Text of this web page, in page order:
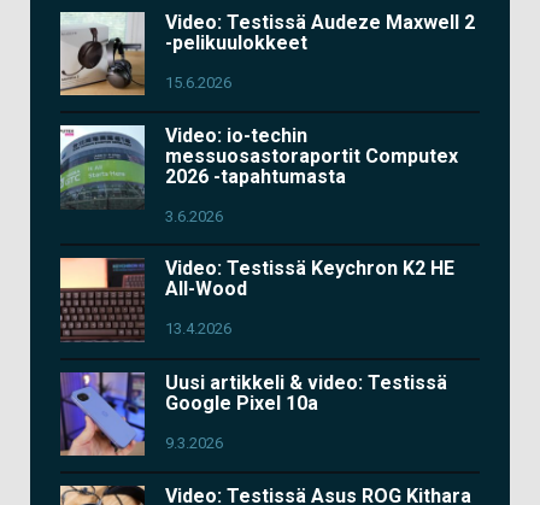
Video: Testissä Audeze Maxwell 2
-pelikuulokkeet
15.6.2026
Video: io-techin
messuosastoraportit Computex
2026 -tapahtumasta
3.6.2026
Video: Testissä Keychron K2 HE
All-Wood
13.4.2026
Uusi artikkeli & video: Testissä
Google Pixel 10a
9.3.2026
Video: Testissä Asus ROG Kithara